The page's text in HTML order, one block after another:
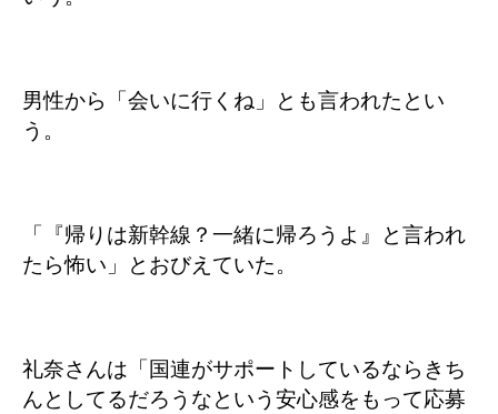
男性から「会いに行くね」とも言われたとい
う。
「『帰りは新幹線？一緒に帰ろうよ』と言われ
たら怖い」とおびえていた。
礼奈さんは「国連がサポートしているならきち
んとしてるだろうなという安心感をもって応募